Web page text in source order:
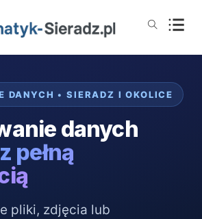
DANYCH • SIERADZ I OKOLICE
danych
pełną
pliki, zdjęcia lub